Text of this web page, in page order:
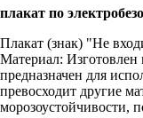
плакат по
Плакат (знак) "Не
Материал: Изготовлен
предназначен для
превосходит другие
морозоустойчивости,